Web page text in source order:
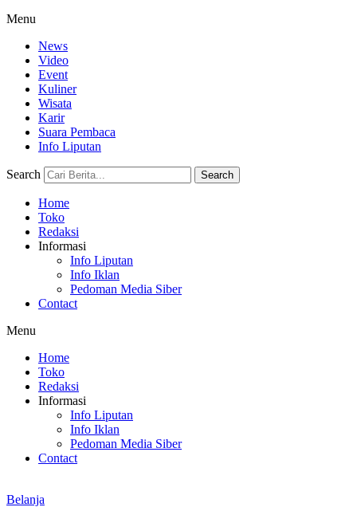
Menu
News
Video
Event
Kuliner
Wisata
Karir
Suara Pembaca
Info Liputan
Search Search
Home
Toko
Redaksi
Informasi
Info Liputan
Info Iklan
Pedoman Media Siber
Contact
Menu
Home
Toko
Redaksi
Informasi
Info Liputan
Info Iklan
Pedoman Media Siber
Contact
Belanja